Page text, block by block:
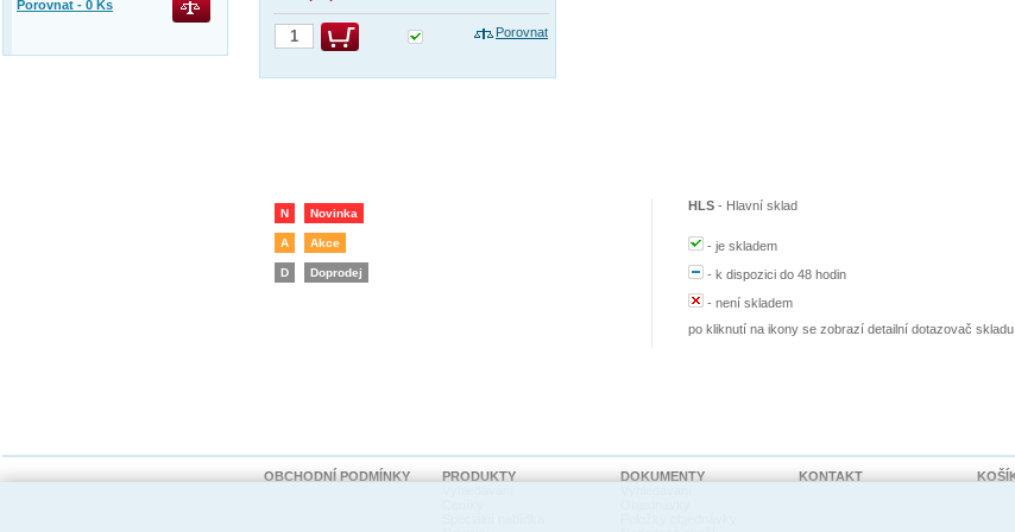
Porovnat
N Novinka
A Akce
D Doprodej
HLS - Hlavní sklad
-je skladem
-k dispozici do 48 hodin
-není skladem
po kliknutí na ikony se zobrazí detailní dotazovač skladu
Porovnat - 0 Ks
OBCHODNÍ PODMÍNKY
PRODUKTY
DOKUMENTY
KONTAKT